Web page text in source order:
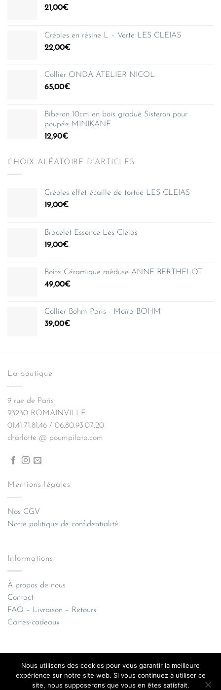
21,00€
Créoles en résine L – Verte LES CLEIAS
22,00€
Collier ONDA ATELIER NICOL
65,00€
Biberon 10cm en bois gradué Sisteron pour
poupée MINIKANE
12,90€
CHOIX ALÉATOIRE D’ARTICLES
Créoles effet écaille de tortue LES CLEIAS
19,00€
Bracelet Essence Les Cleias
19,00€
Boîte Céramique méduse ANNE BERTHELOT
49,00€
Collier Bohm Paris - Moïra BOHM
39,00€
La boutique
9 rue de Paris
93230 ROMAINVILLE
01.41.71.81.46 / 06.80.93.07.20
charlotte @ poumpilata.com
Mentions légales
Nos CGV
Notre politique de confidentialité
Informations
À propos de nous
Contact
FAQ – Livraison – Retours
Cartes-cadeaux
Apple Credit Google Klarna MasterCard
Nous utilisons des cookies pour vous garantir la meilleure
expérience sur notre site web. Si vous continuez à utiliser ce
site, nous supposerons que vous en êtes satisfait.